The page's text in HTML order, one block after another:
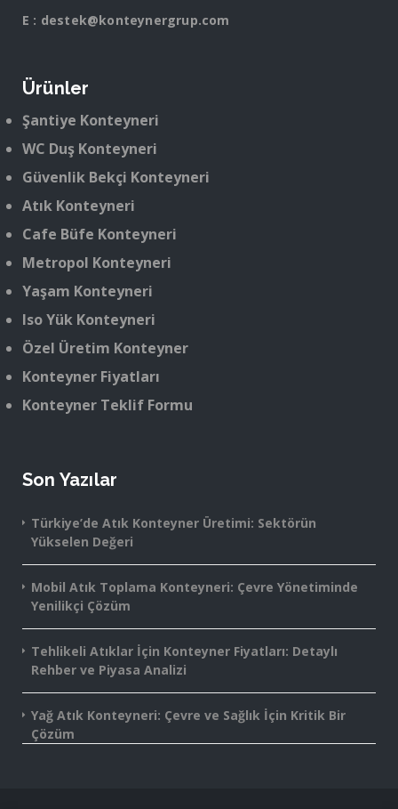
E : destek@konteynergrup.com
Ürünler
Şantiye Konteyneri
WC Duş Konteyneri
Güvenlik Bekçi Konteyneri
Atık Konteyneri
Cafe Büfe Konteyneri
Metropol Konteyneri
Yaşam Konteyneri
Iso Yük Konteyneri
Özel Üretim Konteyner
Konteyner Fiyatları
Konteyner Teklif Formu
Son Yazılar
Türkiye’de Atık Konteyner Üretimi: Sektörün
Yükselen Değeri
Mobil Atık Toplama Konteyneri: Çevre Yönetiminde
Yenilikçi Çözüm
Tehlikeli Atıklar İçin Konteyner Fiyatları: Detaylı
Rehber ve Piyasa Analizi
Yağ Atık Konteyneri: Çevre ve Sağlık İçin Kritik Bir
Çözüm